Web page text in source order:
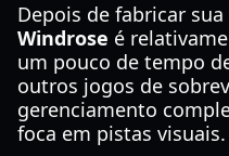
Depois de fabricar
Windrose é
um pouco de tempo
outros jogos de
gerenciamento
foca em pistas visuais.